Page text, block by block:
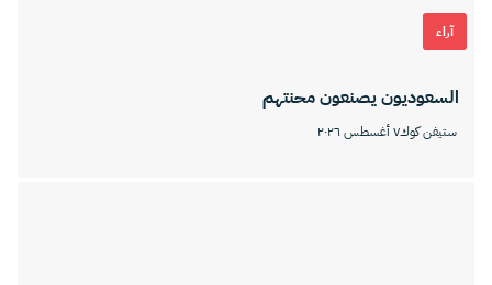
آراء
السعوديون يصنعون محنتهم
ستيفن كوك٧ أغسطس ٢٠٢٦